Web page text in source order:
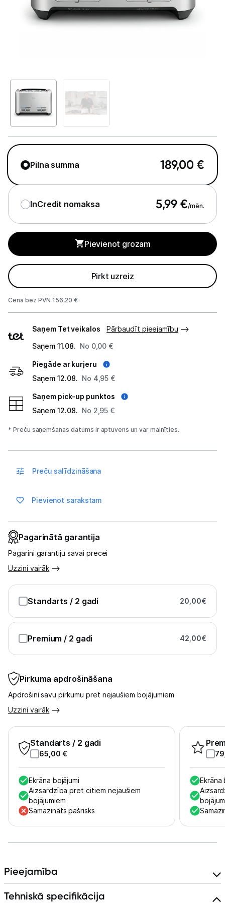
Telefoni, planšetdatori
Viedierīces
Iebūvējamā tehnika
Kafijas pagatavošana
Mazā virtuves tehnika
Mikroviļņu krāsnis
Tējkannas
Blenderi
Virtuves kombaini
Tosteri
Grili
Augļu žāvētāji
Gaļas maļamās mašīnas
Maizes krāsnis
Multivārāmie katli
Friteri
Vakuuma iepakotāji
Virtuves svari
Ūdens gāzēšanas aparāti
Mazās cepeškrāsnis
Mazās plītis
Ledus un saldējuma mašīnas
Klimata iekārtas
Apģērbu kopšana
Skaistumkopšana
Ražotāju atjaunota tehnika
Vēlmju saraksts
Blogs
Piegāde un apmaksa
Tehnikas izvešana
Uzņēmumiem
Pilna summa 189,00 €
InCredit nomaksa 5,99 €/mēn.
Pievienot grozam
Pirkt uzreiz
Cena bez PVN 156,20 €
veidi
Saņem Tet veikalos
Pārbaudīt pieejamību
Saņem 11.08. No 0,00 €
Piegāde ar kurjeru
Saņem 12.08. No 4,95 €
Saņem pick-up punktos
Saņem 12.08. No 2,95 €
* Preču saņemšanas datums ir aptuvens un var mainīties.
Preču salīdzināšana
Pievienot sarakstam
Pirkuma apdrošināšana
Apdrošini savu pirkumu pret nejaušiem bojājumiem
Uzzini vairāk
Standarts / 2 gadi
65,00 €
Ekrāna bojājumi
Aizsardzība pret citiem nejaušiem
bojājumiem
Samazināts pašrisks
Ekrāna
Pagarinātā garantija
Pagarini garantiju savai precei
Uzzini vairāk
Standarts / 2 gadi 20,00€
Premium / 2 gadi 42,00€
Pieejamība
Tehniskā specifikācija